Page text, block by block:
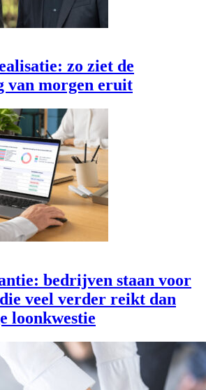
zo ziet de
van morgen eruit
bedrijven staan voor
veel verder reikt dan
loonkwestie